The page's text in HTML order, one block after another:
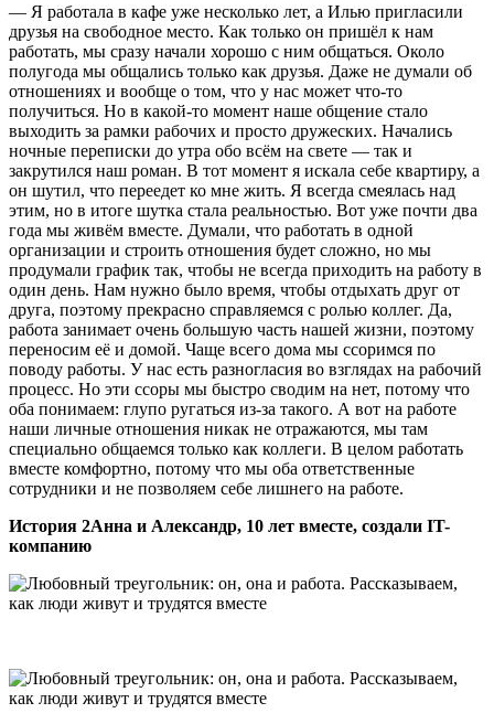
— Я работала в кафе уже несколько лет, а Илью пригласили
друзья на свободное место. Как только он пришёл к нам
работать, мы сразу начали хорошо с ним общаться. Около
полугода мы общались только как друзья. Даже не думали об
отношениях и вообще о том, что у нас может что-то
получиться. Но в какой-то момент наше общение стало
выходить за рамки рабочих и просто дружеских. Начались
ночные переписки до утра обо всём на свете — так и
закрутился наш роман. В тот момент я искала себе квартиру, а
он шутил, что переедет ко мне жить. Я всегда смеялась над
этим, но в итоге шутка стала реальностью. Вот уже почти два
года мы живём вместе. Думали, что работать в одной
организации и строить отношения будет сложно, но мы
продумали график так, чтобы не всегда приходить на работу в
один день. Нам нужно было время, чтобы отдыхать друг от
друга, поэтому прекрасно справляемся с ролью коллег. Да,
работа занимает очень большую часть нашей жизни, поэтому
переносим её и домой. Чаще всего дома мы ссоримся по
поводу работы. У нас есть разногласия во взглядах на рабочий
процесс. Но эти ссоры мы быстро сводим на нет, потому что
оба понимаем: глупо ругаться из-за такого. А вот на работе
наши личные отношения никак не отражаются, мы там
специально общаемся только как коллеги. В целом работать
вместе комфортно, потому что мы оба ответственные
сотрудники и не позволяем себе лишнего на работе.
История 2Анна и Александр, 10 лет вместе, создали IT-
компанию